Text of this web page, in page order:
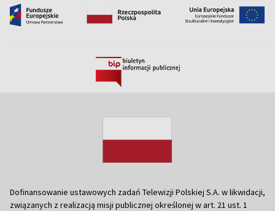
Dofinansowanie ustawowych zadań Telewizji Polskiej S.A. w likwidacji,
związanych z realizacją misji publicznej określonej w art. 21 ust. 1